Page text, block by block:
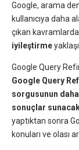
Google, arama
kullanıcıya daha
çıkan
iyileştirme
Google Query
Google Query
sorgusunun
sonuçlar
yaptıktan sonra
konuları ve olası